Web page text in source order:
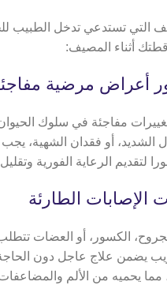
التي تستدعي تدخل
أثناء المصيف:
مفاجئة في سلوك
الشديد، أو فقدان الشهية،
لتقديم الرعاية الفورية
الكسور، أو العضات
يضمن علاج عاجل دون الحاجة
مما يحميه من الألم